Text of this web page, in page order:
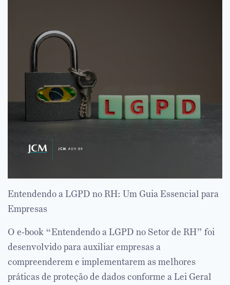
Entendendo a LGPD no RH: Um Guia Essencial para
Empresas
O e-book “Entendendo a LGPD no Setor de RH” foi
desenvolvido para auxiliar empresas a
compreenderem e implementarem as melhores
práticas de proteção de dados conforme a Lei Geral